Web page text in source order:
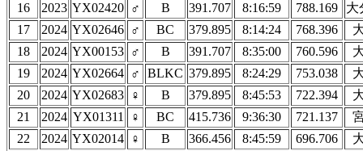
16
2023 YX02420 ♂ B 391.707 8:16:59 788.169
大
17
2024 YX02646 ♂ BC 379.895 8:14:24 768.396
18
2024 YX00153 ♂ B 391.707 8:35:00 760.596
19
2024 YX02664 ♂ BLKC 379.895 8:24:29 753.038
20
2024 YX02683 ♀ B 379.895 8:45:53 722.394
21
2024 YX01311 ♀ BC 415.736 9:36:30 721.137
22
2024 YX02014 ♀ B 366.456 8:45:59 696.706